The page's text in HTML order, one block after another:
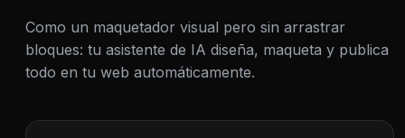
Como un maquetador visual pero sin arrastrar
bloques: tu asistente de IA diseña, maqueta y publica
todo en tu web automáticamente.